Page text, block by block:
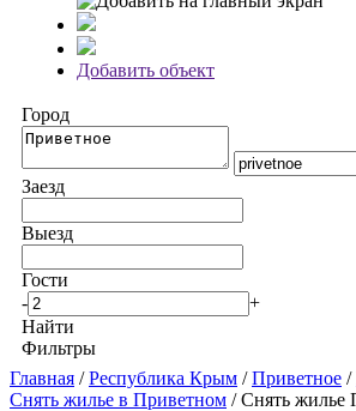
Добавить объект
Город
Заезд
Выезд
Гости
-
+
Найти
Фильтры
Главная /Республика Крым /Приветное /
Снять жилье в Приветном / Снять жилье